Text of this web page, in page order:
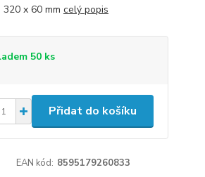
x 60 mm celý popis
50 ks
Přidat do košíku
EAN kód: 8595179260833